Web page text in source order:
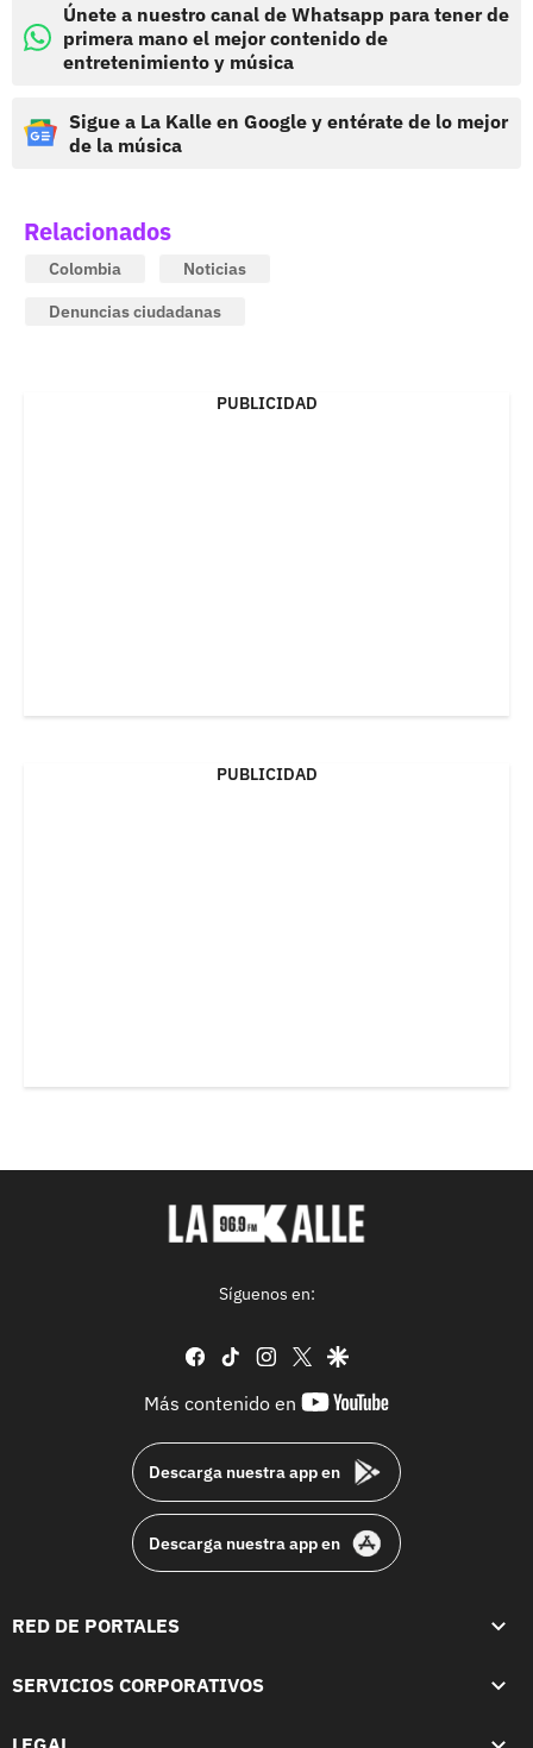
Únete a nuestro canal de Whatsapp para tener de
primera mano el mejor contenido de
entretenimiento y música
Sigue a La Kalle en Google y entérate de lo mejor
de la música
Relacionados
Colombia
Noticias
Denuncias ciudadanas
PUBLICIDAD
PUBLICIDAD
Síguenos en:
facebook
tiktok instagram
twittergoogle
Más contenido en
youtube-
Descarga nuestra app en
Descarga nuestra app en
RED DE PORTALES
SERVICIOS CORPORATIVOS